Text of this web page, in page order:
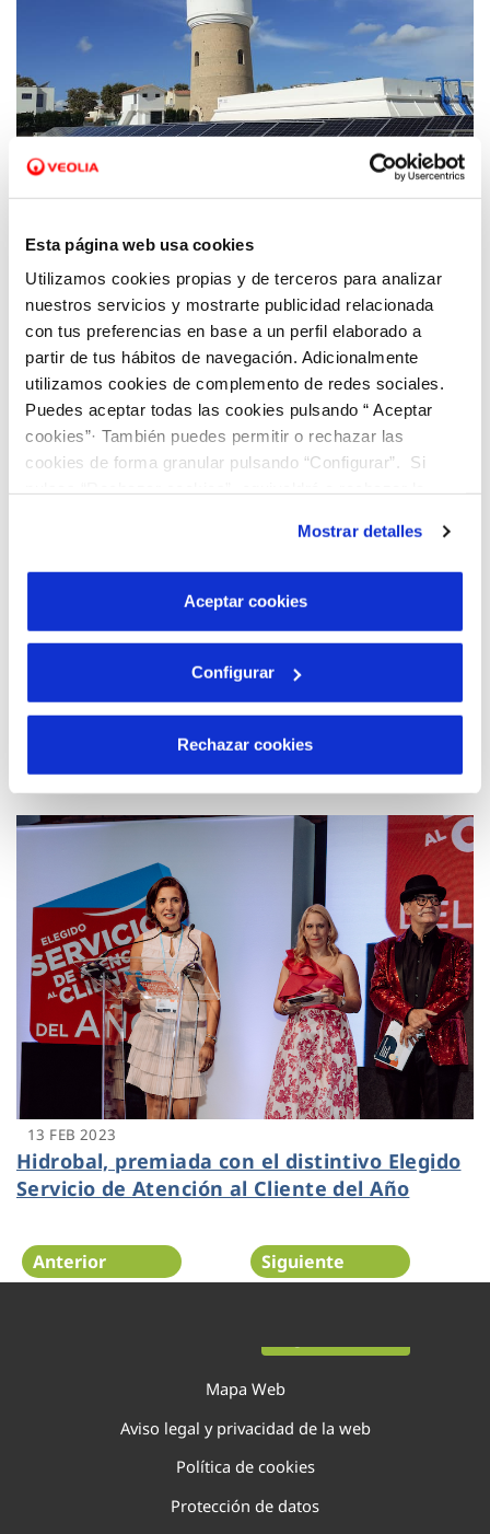
Esta página web usa cookies
Utilizamos cookies propias y de terceros para analizar
nuestros servicios y mostrarte publicidad relacionada
con tus preferencias en base a un perfil elaborado a
partir de tus hábitos de navegación. Adicionalmente
utilizamos cookies de complemento de redes sociales.
Puedes aceptar todas las cookies pulsando “ Aceptar
cookies”· También puedes permitir o rechazar las
cookies de forma granular pulsando “Configurar”. Si
son indispensables para que el sitio web funcione y que
por tanto no se pueden desactivar. Puedes consultar
más información en nuestraPolítica de Cookies
Mostrar detalles
Aceptar cookies
Configurar
Rechazar cookies
30 SEP 2023
Hidrobal recibe 7,5 millones de euros del
MITECO para transformar el ciclo urbano del
agua de Calvià y de 11 municipios del Pla de
Mallorca
16 MAR 2023
La regeneración abre una nueva era para el
13 FEB 2023
Hidrobal, premiada con el distintivo Elegido
Servicio de Atención al Cliente del Año
Anterior Siguiente
Mapa Web
Aviso legal y privacidad de la web
Política de cookies
Protección de datos